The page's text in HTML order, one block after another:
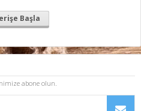
Başla
abone olun.